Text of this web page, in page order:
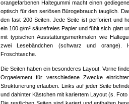
orangefarbenen Haltegummi macht einen
optisch für den seriösen Bürogebrauch tauglich.
den fast 200 Seiten. Jede Seite ist perforiert und
ein 100 g/m² säurefreies Papier und fühlt sich glatt
mit typischen Ausstattungsmerkmalen wie
zwei Lesebändchen (schwarz und orange).
Froschtasche.
Die Seiten haben ein besonderes Layout. Vorne
Orgaelement für verschiedene Zwecke
Strukturierung erlauben. Links auf jeder Seite
und dahinter Kästchen mit kariertem Layout (s. Foto